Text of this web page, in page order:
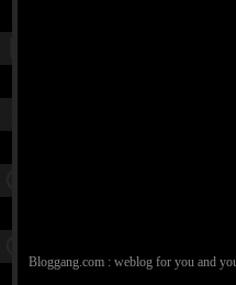
Bloggang.com : weblog for you and